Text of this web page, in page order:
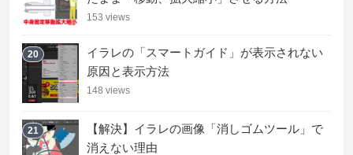
153 views
20
イラレの「スマートガイド」が表示されない
原因と表示方法
148 views
21
【解決】イラレの画像「消しゴムツール」で
消えない理由